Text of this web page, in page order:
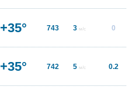
+35° 743 3 м/с 0
+35° 742 5 м/с 0.2